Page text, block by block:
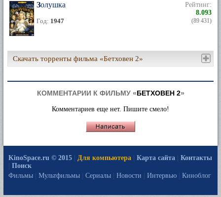
Золушка
Год: 1947
Рейтинг:
8.093
(89 431)
Скачать торренты фильма «Бетховен 2»
КОММЕНТАРИИ К ФИЛЬМУ «БЕТХОВЕН 2»
Комментариев еще нет. Пишите смело!
KinoSpace.ru © 2015 Для компьютера Карта сайта
Контакты
Поиск
Фильмы
Мультфильмы Сериалы Новости Интервью Киноблог